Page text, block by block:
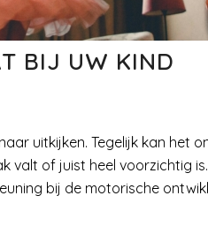
BIJ UW KIND
uitkijken. Tegelijk kan het
of juist heel voorzichtig
bij de motorische